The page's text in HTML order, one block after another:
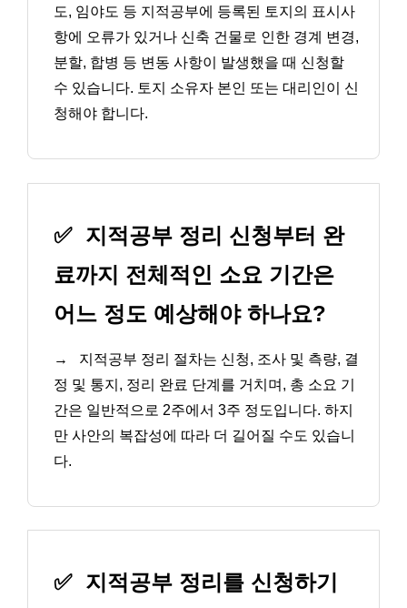
도, 임야도 등 지적공부에 등록된 토지의 표시사
항에 오류가 있거나 신축 건물로 인한 경계 변경,
분할, 합병 등 변동 사항이 발생했을 때 신청할
수 있습니다. 토지 소유자 본인 또는 대리인이 신
청해야 합니다.
✅ 지적공부 정리 신청부터 완
료까지 전체적인 소요 기간은
어느 정도 예상해야 하나요?
→
지적공부 정리 절차는 신청, 조사 및 측량, 결
정 및 통지, 정리 완료 단계를 거치며, 총 소요 기
간은 일반적으로 2주에서 3주 정도입니다. 하지
만 사안의 복잡성에 따라 더 길어질 수도 있습니
다.
✅ 지적공부 정리를 신청하기